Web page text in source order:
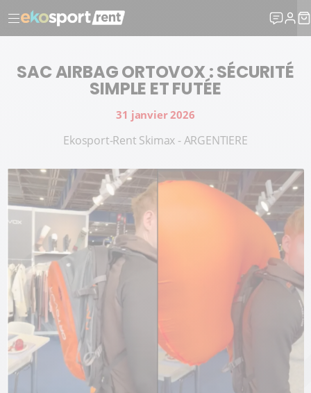
SAC AIRBAG ORTOVOX : SÉCURITÉ
SIMPLE ET FUTÉE
31 janvier 2026
Ekosport-Rent Skimax - ARGENTIERE